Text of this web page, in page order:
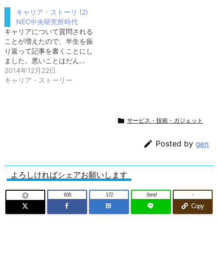
キャリア・ストーリ (2)
NEC中央研究所時代
キャリアについて質問される
ことが増えたので、半生を振
り返って記事を書くことにし
ました。悪いことはだん…
2014年12月22日
キャリア・ストーリー
 サービス・技術・ガジェット
 Posted by gen
よろしければシェアお願いします
 605
B!
172 Send
Copy
-